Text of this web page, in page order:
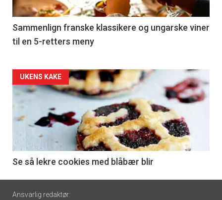
-
5
Sammenlign franske klassikere og ungarske viner
til en 5-retters meny
Forsiden
akkurat
nå
6
UKENS KAKE
Se så lekre cookies med blåbær blir
Footer
Ansvarlig redaktør: